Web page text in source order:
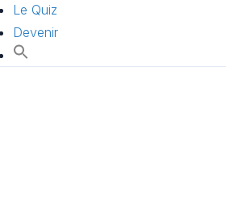
Le Quiz
Devenir